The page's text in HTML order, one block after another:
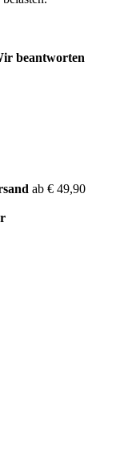
beantworten
ab € 49,90